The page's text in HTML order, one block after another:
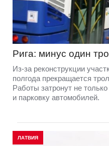
Рига: минус один
Из-за реконструкции
полгода прекращается
Работы затронут не
и парковку автомобилей.
ЛАТВИЯ